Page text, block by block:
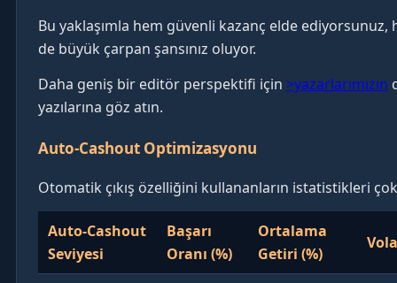
Bu yaklaşımla hem güvenli kazanç elde ediyorsunuz,
de büyük çarpan şansınız oluyor.
Daha geniş bir editör perspektifi için >yazarlarımızın
yazılarına göz atın.
Auto-Cashout Optimizasyonu
Otomatik çıkış özelliğini kullananların istatistikleri
Auto-Cashout
Seviyesi
Başarı
Oranı (%)
Ortalama
Getiri (%)